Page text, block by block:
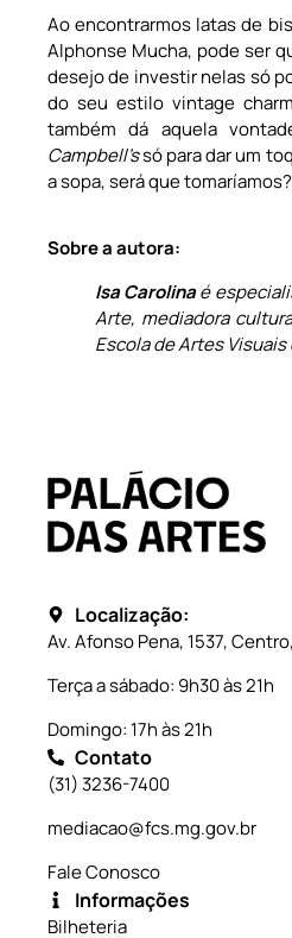
Ao encontrarmos latas de
Alphonse Mucha, pode ser
desejo de investir nelas só
do seu estilo vintage
também dá aquela
Campbell’ssó para dar um
a sopa, será que tomaríamos?
Sobre a autora:
Isa Carolinaé
Arte, mediadora
Escola de Artes Visuais
Localização:
Av. Afonso Pena, 1537,
Terça a sábado: 9h30 às 21h
Domingo: 17h às 21h
Contato
(31) 3236-7400
mediacao@fcs.mg.gov.br
Fale Conosco
Informações
Bilheteria